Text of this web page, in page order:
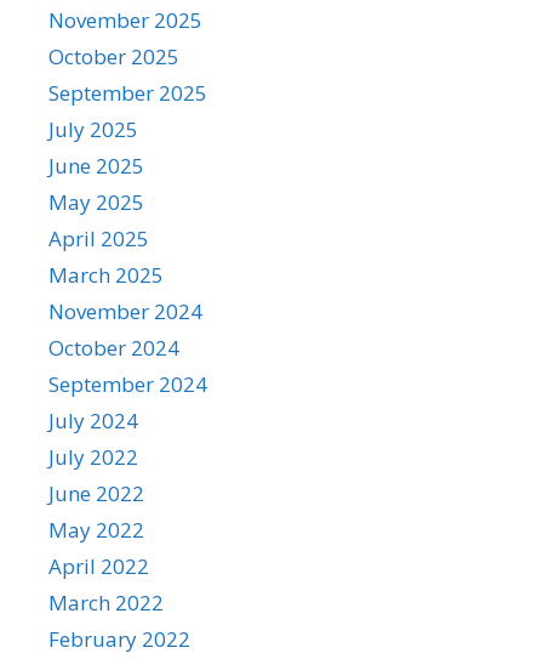
November 2025
October 2025
September 2025
July 2025
June 2025
May 2025
April 2025
March 2025
November 2024
October 2024
September 2024
July 2024
July 2022
June 2022
May 2022
April 2022
March 2022
February 2022